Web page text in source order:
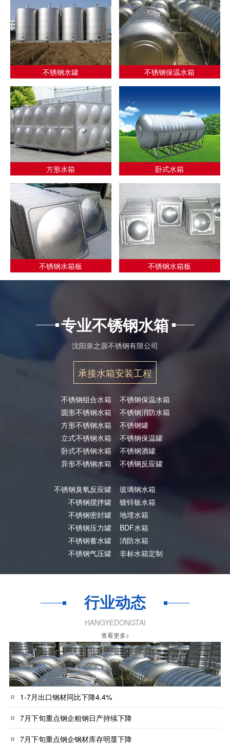
不锈钢水罐 不锈钢保温水箱
方形水箱 卧式水箱
不锈钢水箱板 不锈钢水箱板
专业不锈钢水箱
沈阳泉之源不锈钢有限公司
承接水箱安装工程
不锈钢组合水箱
圆形不锈钢水箱
方形不锈钢水箱
立式不锈钢水箱
卧式不锈钢水箱
异形不锈钢水箱
不锈钢臭氧反应罐
不锈钢搅拌罐
不锈钢密封罐
不锈钢压力罐
不锈钢蓄水罐
不锈钢气压罐
不锈钢保温水箱
不锈钢消防水箱
不锈钢罐
不锈钢保温罐
不锈钢酒罐
不锈钢反应罐
玻璃钢水箱
镀锌板水箱
地埋水箱
BDF水箱
消防水箱
非标水箱定制
行业动态
HANGYEDONGTAI
查看更多>
1-7月出口钢材同比下降4.4%
7月下旬重点钢企粗钢日产持续下降
7月下旬重点钢企钢材库存明显下降